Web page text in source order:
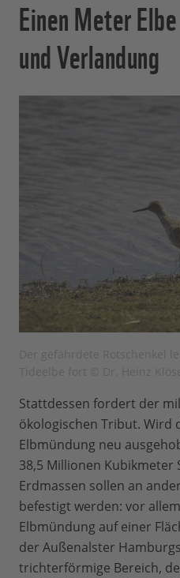
Einen Meter
und Verlandung
Stattdessen fordert der
ökologischen Tribut. Wird
Elbmündung neu
38,5 Millionen Kubikmeter
Erdmassen sollen an
befestigt werden: vor
Elbmündung auf einer
der Außenalster
trichterförmige Bereich,